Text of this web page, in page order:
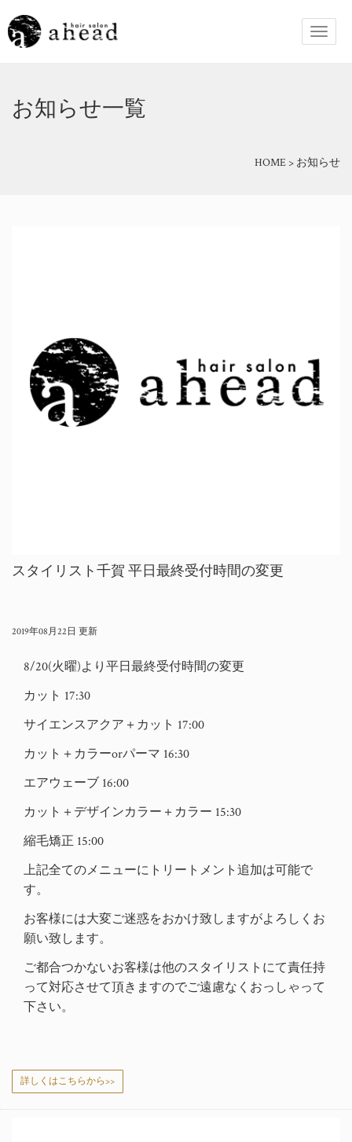
お知らせ一覧
HOME > お知らせ
スタイリスト千賀 平日最終受付時間の変更
2019年08月22日 更新
8/20(火曜)より平日最終受付時間の変更
カット 17:30
サイエンスアクア＋カット 17:00
カット＋カラーorパーマ 16:30
エアウェーブ 16:00
カット＋デザインカラー＋カラー 15:30
縮毛矯正 15:00
上記全てのメニューにトリートメント追加は可能で
す。
お客様には大変ご迷惑をおかけ致しますがよろしくお
願い致します。
ご都合つかないお客様は他のスタイリストにて責任持
って対応させて頂きますのでご遠慮なくおっしゃって
下さい。
詳しくはこちらから>>